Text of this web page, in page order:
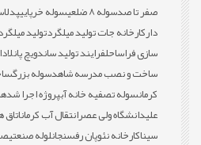
صفر تا صدسوله 8 ضلعی سوله خرپایی
دارکارخانه جات تولید میلگردتولید
سازی فراساحلفرایند تولید ساندویچ پانل
ساخت و نصب مدرسه شاهدسوله بزرگ
کرمانسوله تصفیه خانه آبپروژه اجرا شده
علیدانشگاه ولی عصرانتقال آب کرمان
سیناکارخانه نئوپان رفسنجانلوله صنعتی